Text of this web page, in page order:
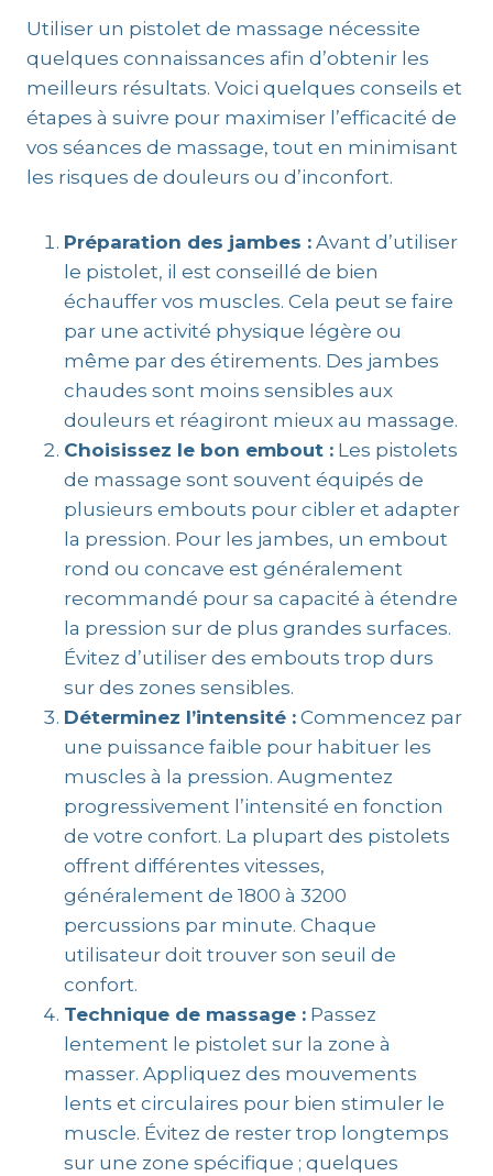
Utiliser un pistolet de massage nécessite
quelques connaissances afin d’obtenir les
meilleurs résultats. Voici quelques conseils et
étapes à suivre pour maximiser l’efficacité de
vos séances de massage, tout en minimisant
les risques de douleurs ou d’inconfort.
Préparation des jambes : Avant d’utiliser
le pistolet, il est conseillé de bien
échauffer vos muscles. Cela peut se faire
par une activité physique légère ou
même par des étirements. Des jambes
chaudes sont moins sensibles aux
douleurs et réagiront mieux au massage.
Choisissez le bon embout : Les pistolets
de massage sont souvent équipés de
plusieurs embouts pour cibler et adapter
la pression. Pour les jambes, un embout
rond ou concave est généralement
recommandé pour sa capacité à étendre
la pression sur de plus grandes surfaces.
Évitez d’utiliser des embouts trop durs
sur des zones sensibles.
Déterminez l’intensité : Commencez par
une puissance faible pour habituer les
muscles à la pression. Augmentez
progressivement l’intensité en fonction
de votre confort. La plupart des pistolets
offrent différentes vitesses,
généralement de 1800 à 3200
percussions par minute. Chaque
utilisateur doit trouver son seuil de
confort.
Technique de massage : Passez
lentement le pistolet sur la zone à
masser. Appliquez des mouvements
lents et circulaires pour bien stimuler le
muscle. Évitez de rester trop longtemps
sur une zone spécifique ; quelques